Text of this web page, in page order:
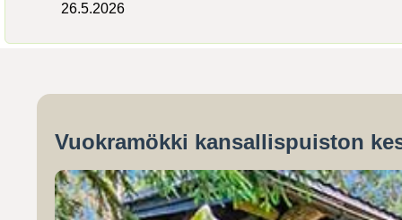
26.5.2026
Vuokramökki kansallispuiston